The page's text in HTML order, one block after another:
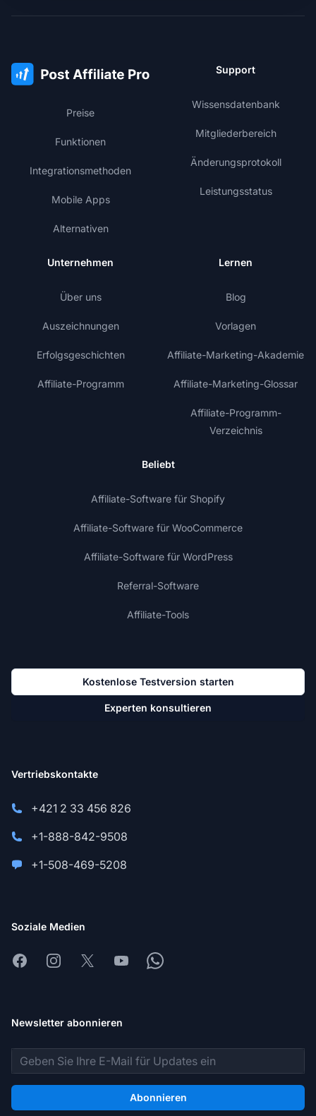
Preise
Funktionen
Integrationsmethoden
Mobile Apps
Alternativen
Support
Wissensdatenbank
Mitgliederbereich
Änderungsprotokoll
Leistungsstatus
Unternehmen
Über uns
Auszeichnungen
Erfolgsgeschichten
Affiliate-Programm
Lernen
Blog
Vorlagen
Affiliate-Marketing-Akademie
Affiliate-Marketing-Glossar
Affiliate-Programm-
Verzeichnis
Beliebt
Affiliate-Software für Shopify
Affiliate-Software für WooCommerce
Affiliate-Software für WordPress
Referral-Software
Affiliate-Tools
Kostenlose Testversion starten
Experten konsultieren
Vertriebskontakte
+421 2 33 456 826
+1-888-842-9508
+1-508-469-5208
Soziale Medien
FacebookInstagram
X YoutubeWhatsapp
Newsletter abonnieren
E-Mail-Adresse
Abonnieren